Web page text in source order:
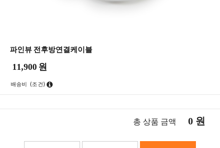
파인뷰 전후방연결케이블
11,900 원
배송비 (조건)
총 상품 금액 0 원